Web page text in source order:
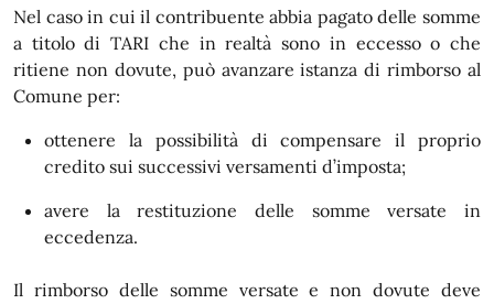
Nel caso in cui il contribuente abbia pagato delle somme
a titolo di TARI che in realtà sono in eccesso o che
ritiene non dovute, può avanzare istanza di rimborso al
Comune per:
ottenere la possibilità di compensare il proprio
credito sui successivi versamenti d’imposta;
avere la restituzione delle somme versate in
eccedenza.
Il rimborso delle somme versate e non dovute deve